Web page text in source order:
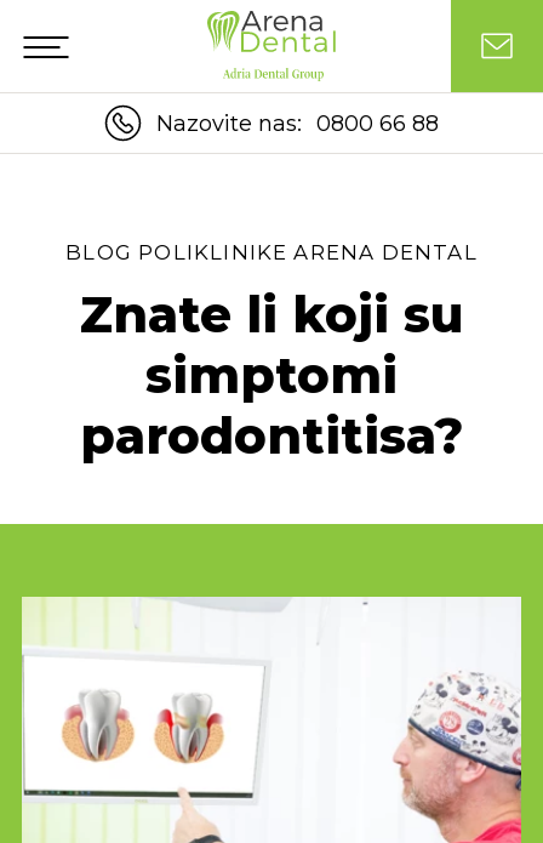
Nazovite nas: 0800 66 88
BLOG POLIKLINIKE ARENA DENTAL
Znate li koji su
simptomi
parodontitisa?